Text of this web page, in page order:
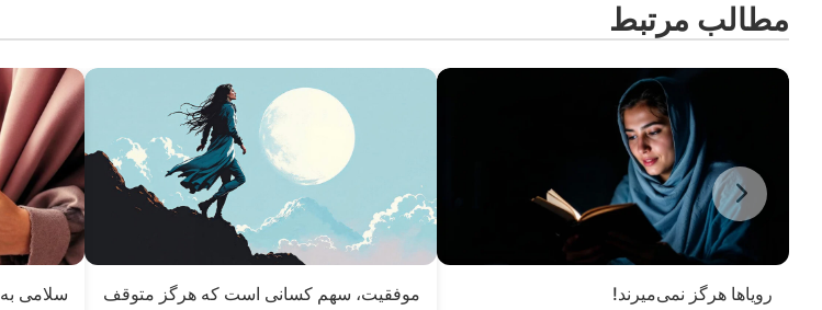
مطالب مرتبط
رویاها هرگز نمی‌میرند!
موفقیت، سهم کسانی است که هرگز متوقف
سلامی به 2025